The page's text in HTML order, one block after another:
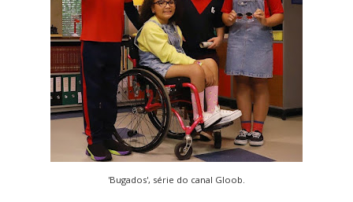
'Bugados', série do canal Gloob.